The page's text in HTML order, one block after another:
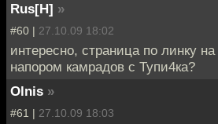
Rus[H] »
#60 | 27.10.09 18:02
интересно, страница по линку
напором камрадов с Тупи4ка?
Olnis »
#61 | 27.10.09 18:03